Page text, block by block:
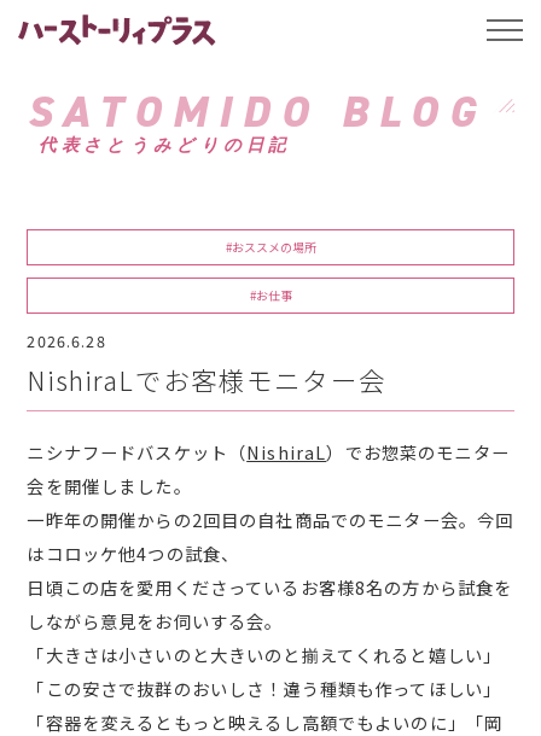
ハーストーリィプ
SATOMIDO BLOG
代表さとうみどりの日記
#おススメの場所
#お仕事
2026.6.28
NishiraLでお客様モニター会
ニシナフードバスケット（NishiraL）でお惣菜のモニター
会を開催しました。
一昨年の開催からの2回目の自社商品でのモニター会。今回
はコロッケ他4つの試食、
日頃この店を愛用くださっているお客様8名の方から試食を
しながら意見をお伺いする会。
「大きさは小さいのと大きいのと揃えてくれると嬉しい」
「この安さで抜群のおいしさ！違う種類も作ってほしい」
「容器を変えるともっと映えるし高額でもよいのに」「岡
t
l
a
n